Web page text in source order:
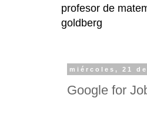
profesor de
goldberg
miércoles, 21
Google for